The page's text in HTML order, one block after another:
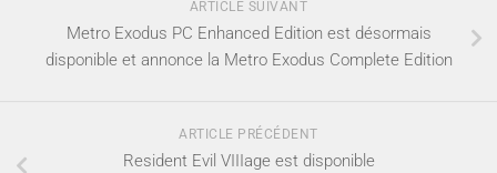
ARTICLE SUIVANT
Metro Exodus PC Enhanced Edition est désormais
disponible et annonce la Metro Exodus Complete Edition
ARTICLE PRÉCÉDENT
Resident Evil VIIIage est disponible